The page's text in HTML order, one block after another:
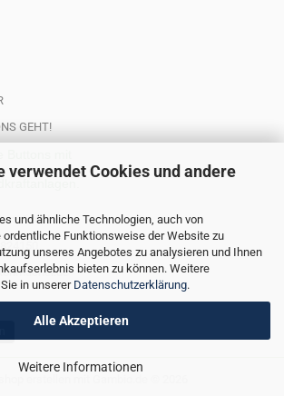
verwendet Cookies und andere
und ähnliche Technologien, auch von
ordentliche Funktionsweise der Website zu
unseres Angebotes zu analysieren und Ihnen
bieten zu können. Weitere
in unserer Datenschutzerklärung.
Alle Akzeptieren
Weitere Informationen
GEHT!
Video!